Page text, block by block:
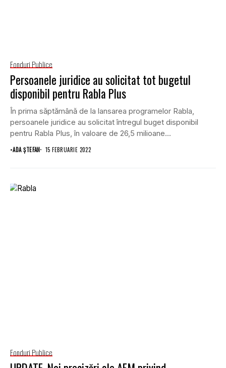
Fonduri Publice
Persoanele juridice au solicitat tot bugetul
disponibil pentru Rabla Plus
În prima săptămână de la lansarea programelor Rabla,
persoanele juridice au solicitat întregul buget disponibil
pentru Rabla Plus, în valoare de 26,5 milioane...
•ADA ȘTEFAN 15 FEBRUARIE 2022
Fonduri Publice